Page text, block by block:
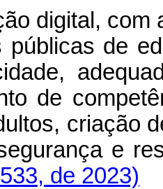
digital, com
públicas de
de
criação
segurança
de 2023)